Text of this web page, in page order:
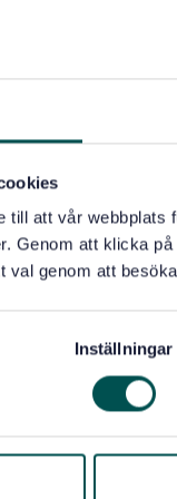
till att vår
Genom att klicka
val genom att
Inställningar